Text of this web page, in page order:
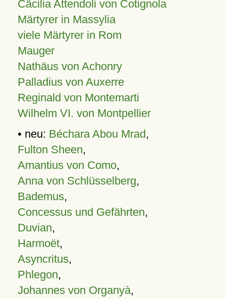
Cäcilia Attendoli von Cotignola
Märtyrer in Massylia
viele Märtyrer in Rom
Mauger
Nathäus von Achonry
Palladius von Auxerre
Reginald von Montemarti
Wilhelm VI. von Montpellier
• neu: Béchara Abou Mrad,
Fulton Sheen,
Amantius von Como,
Anna von Schlüsselberg,
Bademus,
Concessus und Gefährten,
Duvian,
Harmoët,
Asyncritus,
Phlegon,
Johannes von Organyà,